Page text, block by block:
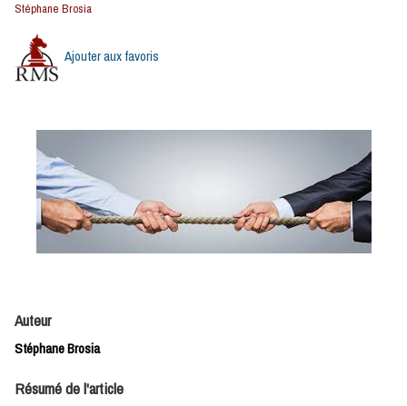
Stéphane Brosia
Ajouter aux favoris
Auteur
Stéphane Brosia
Résumé de l'article